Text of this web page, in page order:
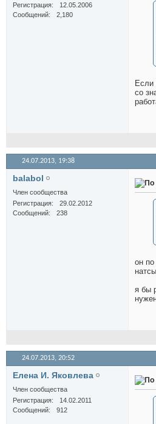
Регистрация
12.05.2006
Сообщений
2,180
Если
со
24.07.2013, 19:38
balabol
Член сообщества
Регистрация
29.02.2012
Сообщений
238
он
натсы
я бы
24.07.2013, 20:52
Елена И. Яковлева
Член сообщества
Регистрация
14.02.2011
Сообщений
912